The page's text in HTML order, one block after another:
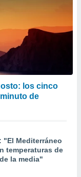
los cinco
de
"El Mediterráneo
temperaturas de
la media"